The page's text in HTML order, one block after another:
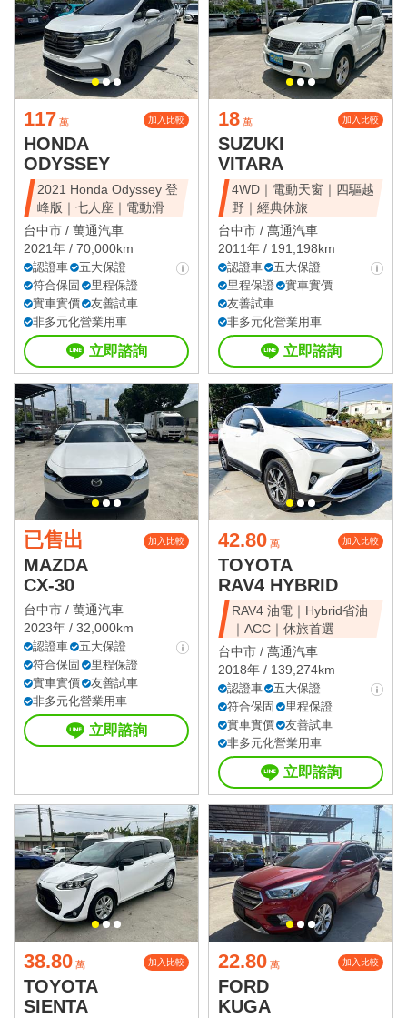
117 萬 加入比較
HONDA
ODYSSEY
2021 Honda Odyssey 登
峰版｜七人座｜電動滑
台中市 / 萬通汽車
2021年 / 70,000km
認證車
五大保證
符合保固
里程保證
實車實價
友善試車
非多元化營業用車
立即諮詢
18 萬 加入比較
SUZUKI
VITARA
4WD｜電動天窗｜四驅越
野｜經典休旅
台中市 / 萬通汽車
2011年 / 191,198km
認證車
五大保證
里程保證
實車實價
友善試車
非多元化營業用車
立即諮詢
已售出 加入比較
MAZDA
CX-30
台中市 / 萬通汽車
2023年 / 32,000km
認證車
五大保證
符合保固
里程保證
實車實價
友善試車
非多元化營業用車
立即諮詢
42.80 萬 加入比較
TOYOTA
RAV4 HYBRID
RAV4 油電｜Hybrid省油
｜ACC｜休旅首選
台中市 / 萬通汽車
2018年 / 139,274km
認證車
五大保證
符合保固
里程保證
實車實價
友善試車
非多元化營業用車
立即諮詢
38.80 萬 加入比較
TOYOTA
SIENTA
22.80 萬 加入比較
FORD
KUGA